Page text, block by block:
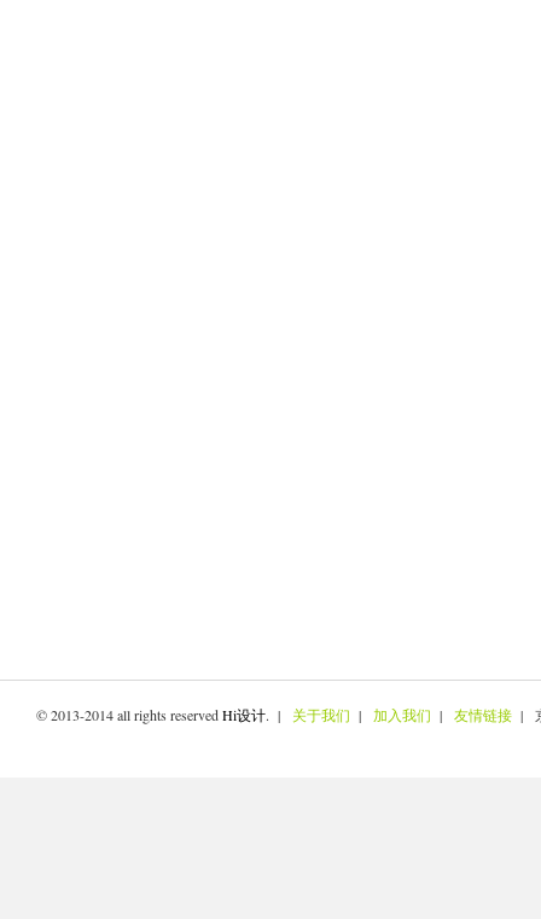
© 2013-2014 all rights reservedHi设计. | 关于我们 | 加入我们 | 友情链接 |